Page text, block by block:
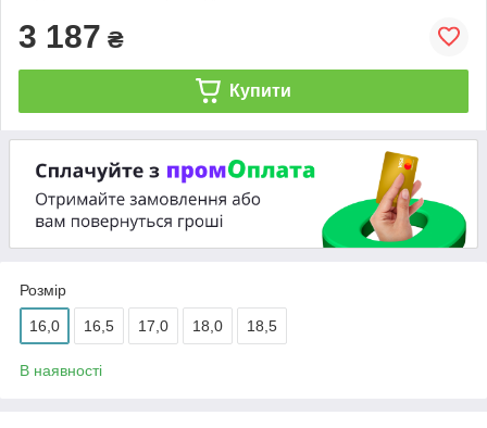
3 187 ₴
Купити
Розмір
16,0 16,5 17,0 18,0 18,5
В наявності